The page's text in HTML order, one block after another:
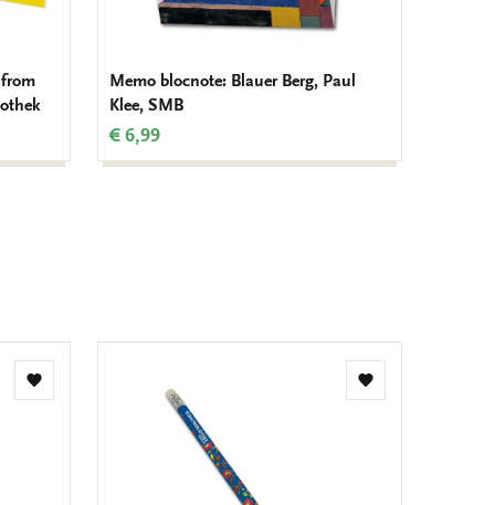
Memo blocnote: Blauer Berg, Paul
Klee, SMB
€ 6,99
Toevoegen
Toevoegen